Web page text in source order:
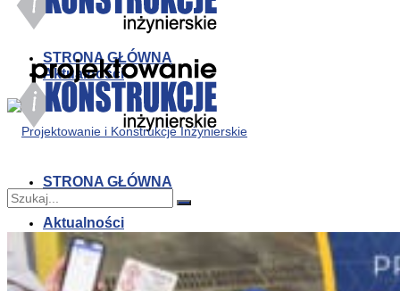
STRONA GŁÓWNA
Aktualności
JCB Hydromax – wodorowy rekord prędkości
STRONA GŁÓWNA
Aktualności
Nie znaleziono